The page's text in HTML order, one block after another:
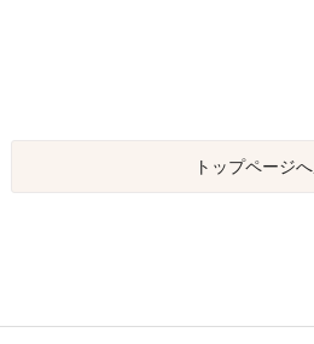
トップページ